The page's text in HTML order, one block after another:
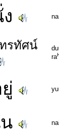
รทัศน์
ra